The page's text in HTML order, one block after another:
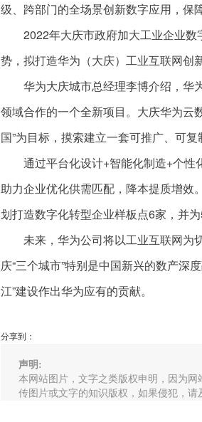
级、跨部门的全场景创新数字应用，保
2022年大庆市政府加大工业企业数
势，拟打造华为（大庆）工业互联网创
华为大庆城市总经理李博介绍，华
领域合作的一个全新项目。大庆华为云
国”为目标，摸索建立一套可推广、可复
通过平台化设计+智能化制造+个性
助力企业优化供需匹配，降本提质增效
划打造数字化转型企业样板点6家，并为
未来，华为公司将以工业互联网为
庆“三个城市”特别是中国新兴的数产深
江”建设作出华为应有的贡献。
分享到：
声明:
本网站图片，文字之类版权申明，因为
传图片或文字的知识版权，如果侵犯，请